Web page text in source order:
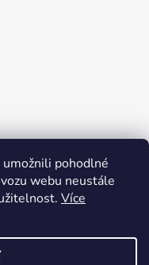
umožnili pohodlné
webu neustále
Více